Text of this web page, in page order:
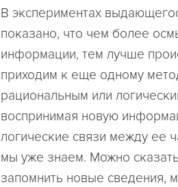
В экспериментах
показано, что чем более
информации, тем лучше
приходим к еще одному
рациональным или
воспринимая новую
логические связи между ее
мы уже знаем. Можно
запомнить новые сведения,